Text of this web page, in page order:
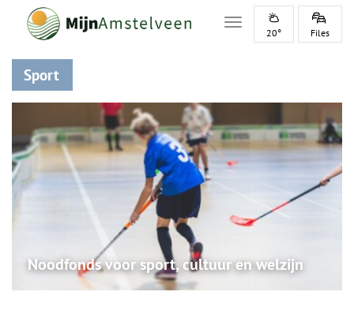
Toggle navigation
20° Files
Sport
Noodfonds voor sport, cultuur en welzijn